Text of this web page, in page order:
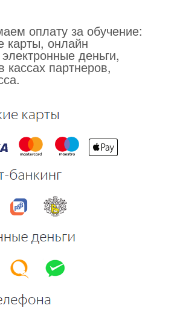
оплату за обучение:
карты, онлайн
деньги,
кассах партнеров,